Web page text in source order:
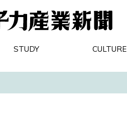
STUDY CULTURE